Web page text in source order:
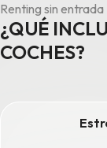
Renting sin entrada
¿QUÉ
COCHES?